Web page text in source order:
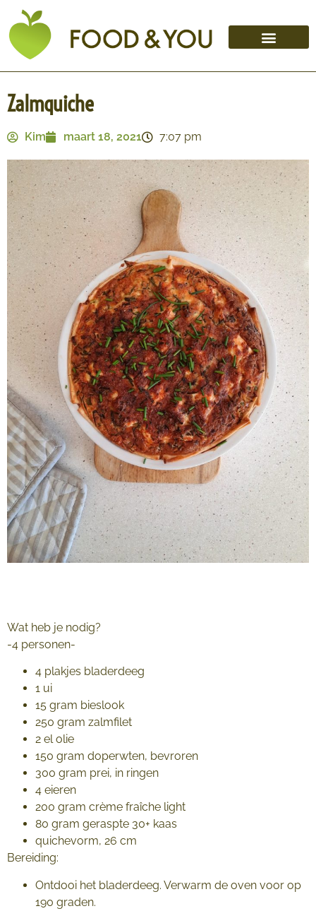
Zalmquiche
Kim maart 18, 2021 7:07 pm
Wat heb je nodig?
-4 personen-
4 plakjes bladerdeeg
1 ui
15 gram bieslook
250 gram zalmfilet
2 el olie
150 gram doperwten, bevroren
300 gram prei, in ringen
4 eieren
200 gram crème fraîche light
80 gram geraspte 30+ kaas
quichevorm, 26 cm
Bereiding:
Ontdooi het bladerdeeg. Verwarm de oven voor op
190 graden.